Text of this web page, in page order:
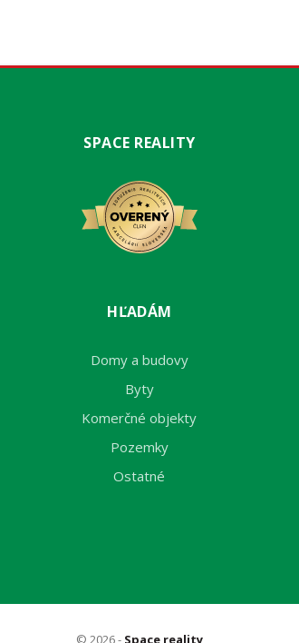
SPACE REALITY
HĽADÁM
Domy a budovy
Byty
Komerčné objekty
Pozemky
Ostatné
© 2026 - Space reality